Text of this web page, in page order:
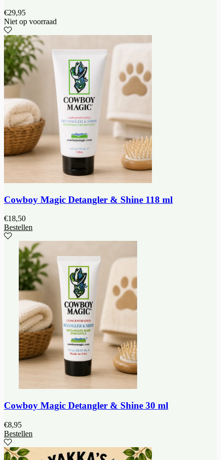
€29,95
Niet op voorraad
Cowboy Magic Detangler & Shine 118 ml
€18,50
Bestellen
Cowboy Magic Detangler & Shine 30 ml
€8,95
Bestellen